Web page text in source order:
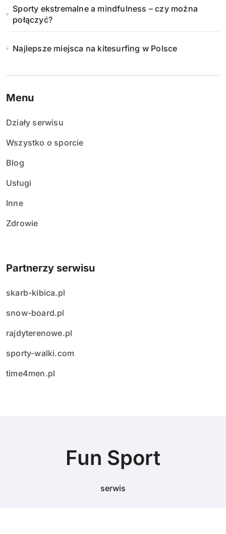
Sporty ekstremalne a mindfulness – czy można
połączyć?
Najlepsze miejsca na kitesurfing w Polsce
Menu
Działy serwisu
Wszystko o sporcie
Blog
Usługi
Inne
Zdrowie
Partnerzy serwisu
skarb-kibica.pl
snow-board.pl
rajdyterenowe.pl
sporty-walki.com
time4men.pl
Fun Sport
serwis